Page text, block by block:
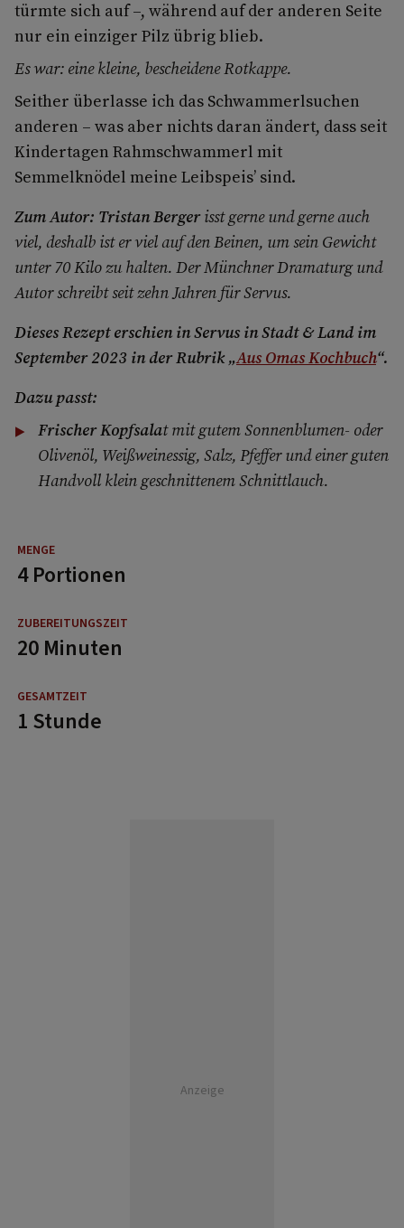
türmte sich auf –, während auf der anderen Seite
nur ein einziger Pilz übrig blieb.
Es war: eine kleine, bescheidene Rotkappe.
Seither überlasse ich das Schwammerlsuchen
anderen – was aber nichts daran ändert, dass seit
Kindertagen Rahmschwammerl mit
Semmelknödel meine Leibspeis’ sind.
Zum Autor: Tristan Bergerisst gerne und gerne auch
viel, deshalb ist er viel auf den Beinen, um sein Gewicht
unter 70 Kilo zu halten. Der Münchner Dramaturg und
Autor schreibt seit zehn Jahren für Servus.
Dieses Rezept erschien in Servus in Stadt & Land im
September 2023 in der Rubrik „Aus Omas Kochbuch“.
Dazu passt:
Frischer Kopfsalat mit gutem Sonnenblumen- oder
Olivenöl, Weißweinessig, Salz, Pfeffer und einer guten
Handvoll klein geschnittenem Schnittlauch.
4 Portionen
20 Minuten
1 Stunde
Anzeige